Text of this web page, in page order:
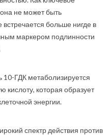
не может быть
встречается больше нигде в
маркером подлинности
10-ГДК метаболизируется
кислоту, которая образует
энергии.
спектр действия против